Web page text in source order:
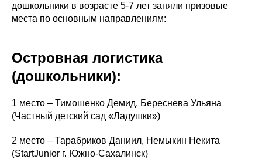
дошкольники в возрасте 5-7 лет заняли призовые
места по основным направлениям:
Островная логистика
(дошкольники):
1 место – Тимошенко Демид, Береснева Ульяна
(Частный детский сад «Ладушки»)
2 место – Тарабриков Даниил, Немыкин Некита
(StartJunior г. Южно-Сахалинск)